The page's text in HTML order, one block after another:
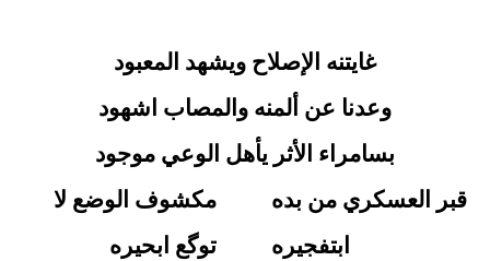
غايتنه الإصلاح ويشهد المعبود
وعدنا عن ألمنه والمصاب اشهود
بسامراء الأثر يأهل الوعي موجود
قبر العسكري من بده
ابتفجيره
مكشوف الوضع لا
توگع ابحيره